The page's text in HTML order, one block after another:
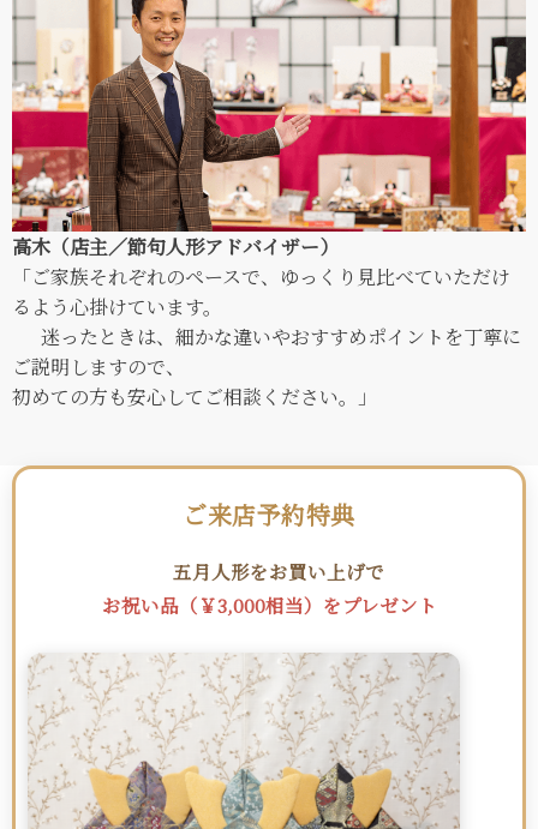
高木（店主／節句人形アドバイザー）
「ご家族それぞれのペースで、ゆっくり見比べていただけ
るよう心掛けています。
迷ったときは、細かな違いやおすすめポイントを丁寧に
ご説明しますので、
初めての方も安心してご相談ください。」
ご来店予約特典
五月人形をお買い上げで
お祝い品（￥3,000相当）をプレゼント